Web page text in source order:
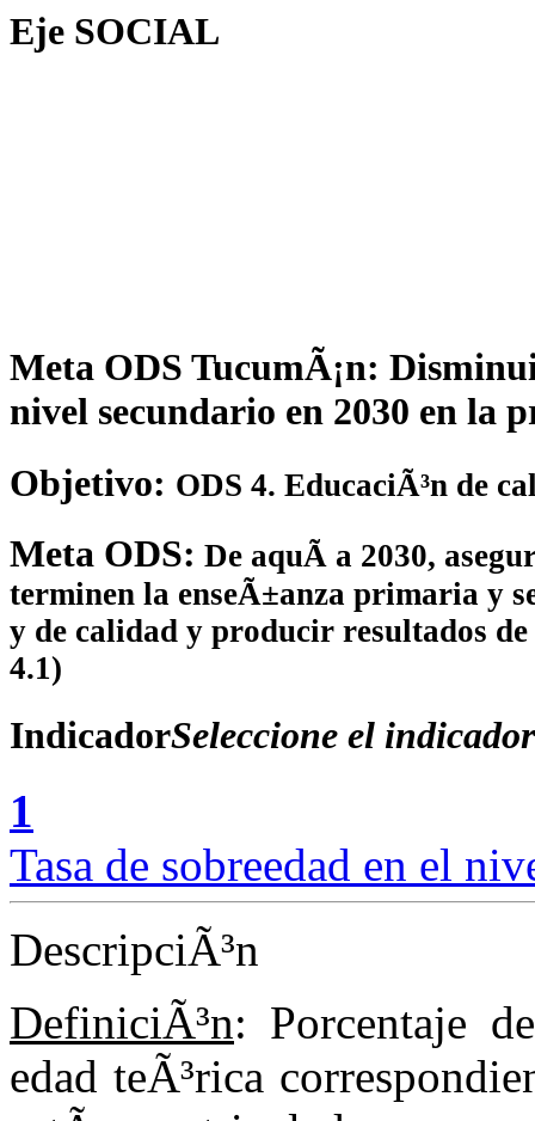
Eje SOCIAL
Meta ODS TucumÃ¡n:
nivel secundario en 2030 en la
Objetivo: ODS 4. EducaciÃ³n de
Meta ODS: De aquÃ­ a 2030,
terminen la enseÃ±anza primaria y
y de calidad y producir resultados
4.1)
IndicadorSeleccione el
1
Tasa de sobreedad en el
DescripciÃ³n
DefiniciÃ³n: Porcentaje
edad teÃ³rica